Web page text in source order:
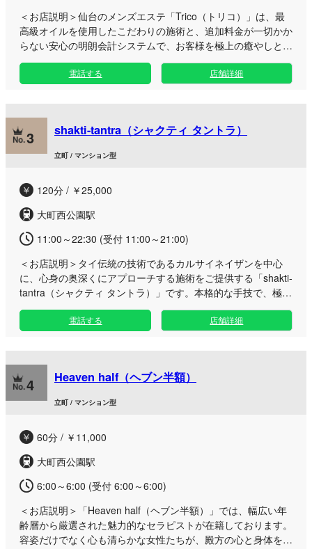
＜お店説明＞仙台のメンズエステ「Trico（トリコ）」は、最
高級オイルを使用したこだわりの施術と、追加料金が一切かか
らない安心の明朗会計システムで、お客様を極上の癒やしと思
い出の虜にするサロンです。 日々の疲れをリフレッシュした
い男性に向けて、贅沢なひとときを提供いたします。仙台エリ
す。 施術では、ホットオイルやオイル増量、鼠蹊部へのアプ
ローチなど、現在のメンズエステに欠かせない極上のサービス
が標準コースに含まれております。「気持ち良さとは何か」を
追求し、徹底的に磨き上げた技術で、他では味わえない高揚感
出かけの合間のリフレッシュなど、ご都合の良い時間帯にいつ
でもお気軽にお立ち寄りください。
電話する 店舗詳細
3 shakti-tantra（シャクティ タントラ）
立町 / マンション型
120分 / ￥25,000
大町西公園駅
11:00～22:30 (受付 11:00～21:00)
＜お店説明＞ タイ伝統の技術であるカルサイネイザンを中心
に、心身の奥深くにアプローチする施術をご提供する「shakti-
tantra（シャクティ タントラ）」です。本格的な手技で、極上
の癒やしをお届けいたします。 当サロンでは、日々の忙しさ
から解放されて静かに癒やされたい大人の方に向けて、落ち着
いたエリアに佇む完全個室のプライベート空間をご用意してお
た、丁寧で質の高い施術の強みを活かし、お客様一人ひとりの
心身のバランスをじっくりと整えてまいります。 お仕事帰り
の遅い時間や、お出かけの合間のリフレッシュなど、お客様の
ライフスタイルに合わせていつでもお気軽にご利用いただけま
ださい。
電話する 店舗詳細
4 Heaven half（ヘブン半額）
立町 / マンション型
60分 / ￥11,000
大町西公園駅
6:00～6:00 (受付 6:00～6:00)
＜お店説明＞ 「Heaven half（ヘブン半額）」では、幅広い年
齢層から厳選された魅力的なセラピストが在籍しております。
容姿だけでなく心も清らかな女性たちが、殿方の心と身体を優